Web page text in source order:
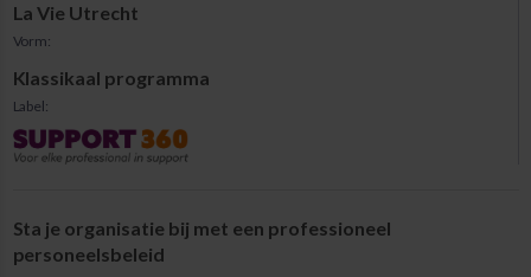
La Vie Utrecht
Vorm:
Klassikaal programma
Label:
Sta je organisatie bij met een professioneel
personeelsbeleid